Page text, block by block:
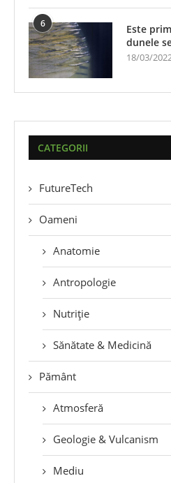
6
Este
dunele
18/03/
CATEGORII
FutureTech
Oameni
Anatomie
Antropologie
Nutriție
Sănătate & Medicină
Pământ
Atmosferă
Geologie & Vulcanism
Mediu